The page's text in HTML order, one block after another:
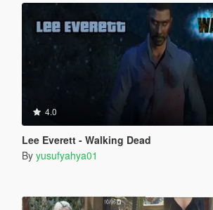
4.0
Lee Everett - Walking Dead
By yusufyahya01